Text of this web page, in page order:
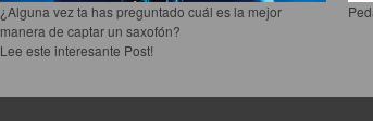
¿Alguna vez ta has preguntado cuál es la mejor
manera de captar un saxofón?
Lee este interesante Post!